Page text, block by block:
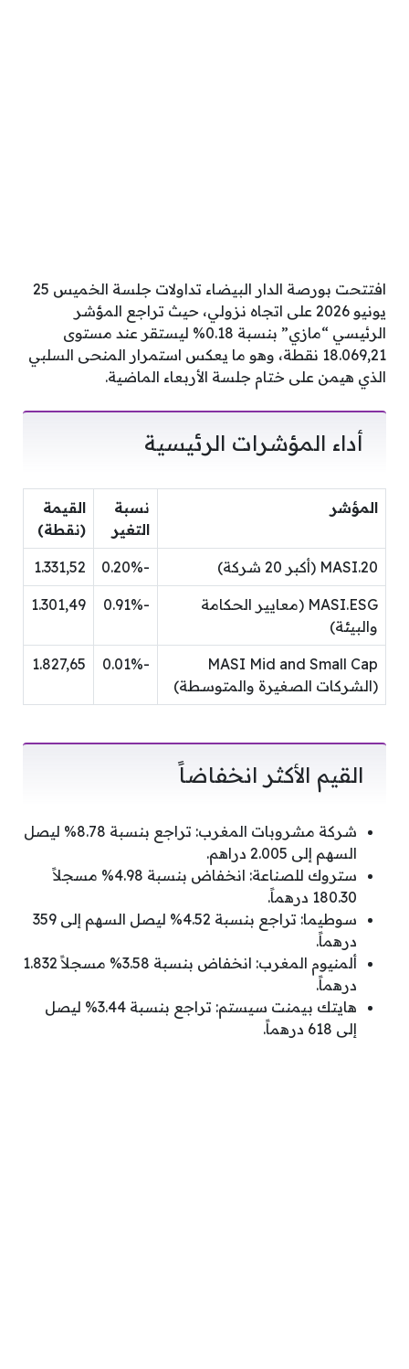
افتتحت بورصة الدار البيضاء تداولات جلسة الخميس 25
يونيو 2026 على اتجاه نزولي، حيث تراجع المؤشر
الرئيسي “مازي” بنسبة 0.18% ليستقر عند مستوى
18.069,21 نقطة، وهو ما يعكس استمرار المنحى السلبي
الذي هيمن على ختام جلسة الأربعاء الماضية.
أداء المؤشرات الرئيسية
المؤشر
نسبة
التغير
القيمة
(نقطة)
MASI.20 (أكبر 20 شركة) -0.20%
1.331,52
MASI.ESG (معايير الحكامة
والبيئة)
-0.91%
1.301,49
MASI Mid and Small Cap
(الشركات الصغيرة والمتوسطة)
-0.01%
1.827,65
القيم الأكثر انخفاضاً
شركة مشروبات المغرب: تراجع بنسبة 8.78% ليصل
السهم إلى 2.005 دراهم.
ستروك للصناعة: انخفاض بنسبة 4.98% مسجلاً
180.30 درهماً.
سوطيما: تراجع بنسبة 4.52% ليصل السهم إلى 359
درهماً.
ألمنيوم المغرب: انخفاض بنسبة 3.58% مسجلاً 1.832
درهماً.
هايتك بيمنت سيستم: تراجع بنسبة 3.44% ليصل
إلى 618 درهماً.